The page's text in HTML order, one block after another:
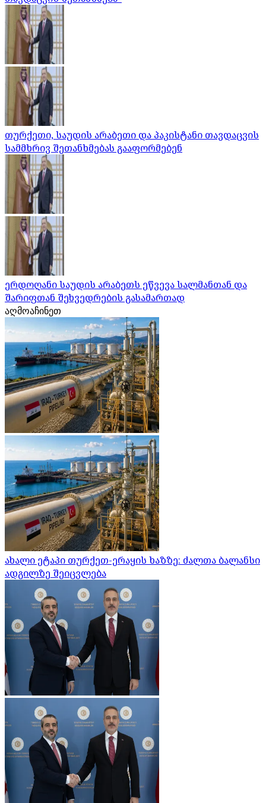
თურქეთი, საუდის არაბეთი და პაკისტანი თავდაცვის
სამმხრივ შეთანხმებას გააფორმებენ
ერდოღანი საუდის არაბეთს ეწვევა სალმანთან და
შარიფთან შეხვედრების გასამართად
აღმოაჩინეთ
ახალი ეტაპი თურქეთ-ერაყის ხაზზე: ძალთა ბალანსი
ადგილზე შეიცვლება